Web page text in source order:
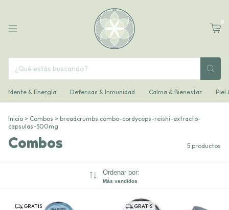
0
Mente & Energía Defensas & Inmunidad Calma & Bienestar Piel
Inicio > Combos > breadcrumbs.combo-cordyceps-reishi-extracto-
capsulas-500mg
Combos 5 productos
Ordenar por:
Más vendidos
GRATIS GRATIS